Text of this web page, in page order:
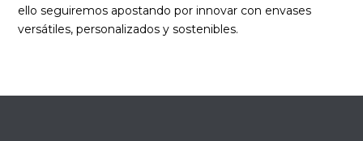
ello seguiremos apostando por innovar con envases
versátiles, personalizados y sostenibles.